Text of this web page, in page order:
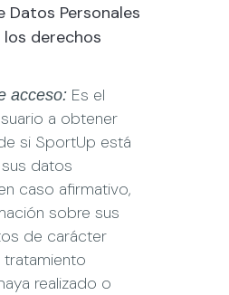
Datos Personales
derechos
acceso: Es el
a obtener
si SportUp está
datos
caso afirmativo,
sobre sus
de carácter
realizado o